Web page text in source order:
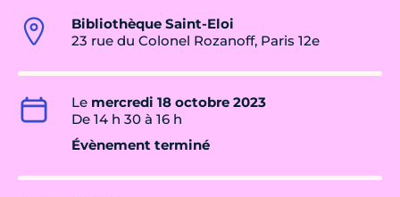
Bibliothèque Saint-Eloi
23 rue du Colonel Rozanoff, Paris 12e
Le mercredi 18 octobre 2023
De 14 h 30 à 16 h
Évènement terminé